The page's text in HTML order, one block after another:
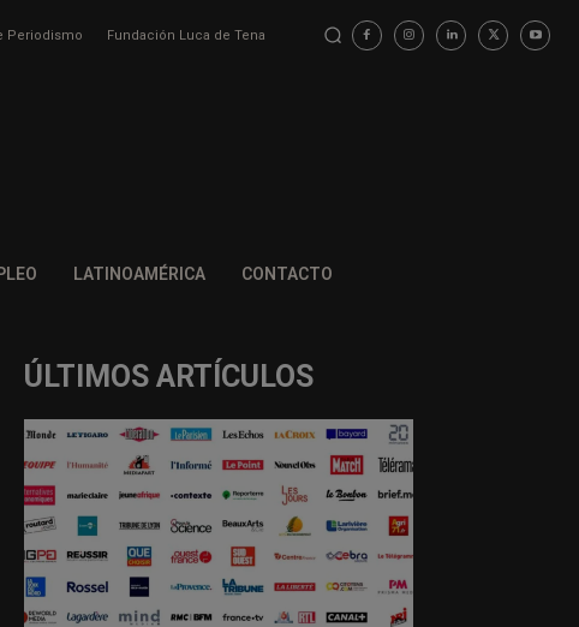
Periodismo Fundación Luca de Tena
LATINOAMÉRICA CONTACTO
ÚLTIMOS ARTÍCULOS